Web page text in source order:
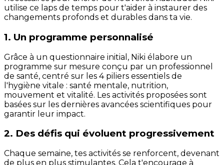
utilise ce laps de temps pour t'aider à instaurer des
changements profonds et durables dans ta vie.
1. Un programme personnalisé
Grâce à un questionnaire initial, Niki élabore un
programme sur mesure conçu par un professionnel
de santé, centré sur les 4 piliers essentiels de
l'hygiène vitale : santé mentale, nutrition,
mouvement et vitalité. Les activités proposées sont
basées sur les dernières avancées scientifiques pour
garantir leur impact.
2. Des défis qui évoluent progressivement
Chaque semaine, tes activités se renforcent, devenant
de plus en plus stimulantes. Cela t'encourage à